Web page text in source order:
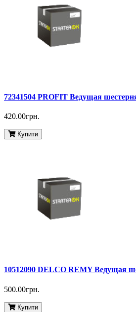
72341504 PROFIT Ведущая
420.00грн.
Купити
10512090 DELCO REMY Ведущая
500.00грн.
Купити